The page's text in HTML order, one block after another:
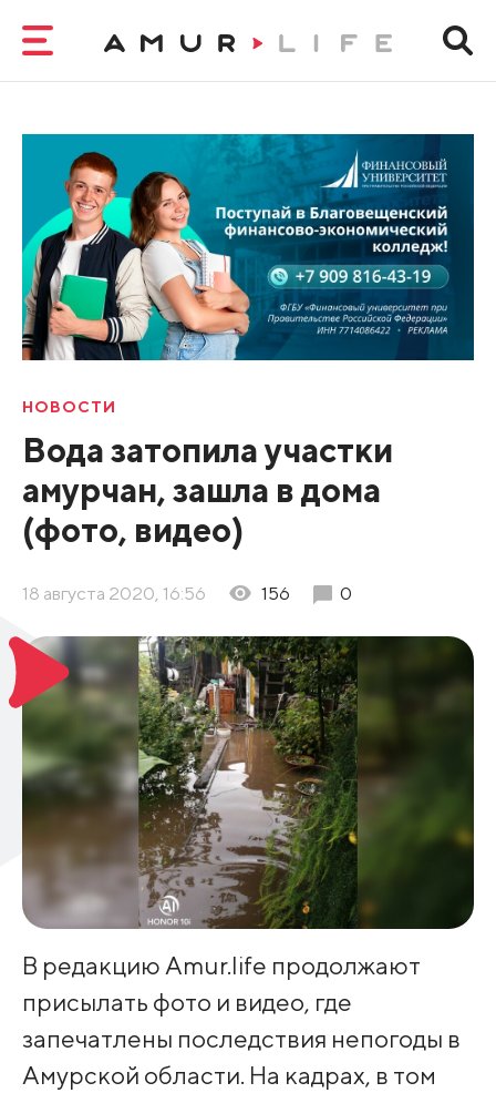
НОВОСТИ
Вода затопила участки
амурчан, зашла в дома
(фото, видео)
18 августа 2020, 16:56 156 0
В редакцию Amur.life продолжают
присылать фото и видео, где
запечатлены последствия непогоды в
Амурской области. На кадрах, в том